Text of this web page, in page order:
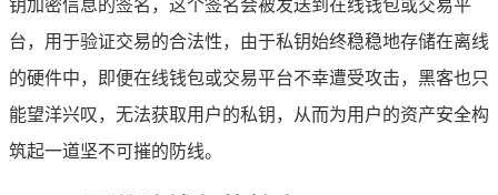
钥加密信息的签名，这个签名会被发送到在线钱包或交易平
台，用于验证交易的合法性，由于私钥始终稳稳地存储在离线
的硬件中，即便在线钱包或交易平台不幸遭受攻击，黑客也只
能望洋兴叹，无法获取用户的私钥，从而为用户的资产安全构
筑起一道坚不可摧的防线。